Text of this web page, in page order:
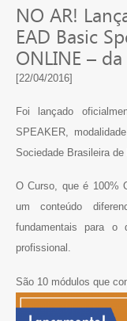
NO AR!
EAD Basic
ONLINE – da
[22/04/2016]
Foi lançado
SPEAKER,
Sociedade Brasileira
O Curso, que é 100%
um conteúdo
fundamentais para o
profissional.
São 10 módulos que